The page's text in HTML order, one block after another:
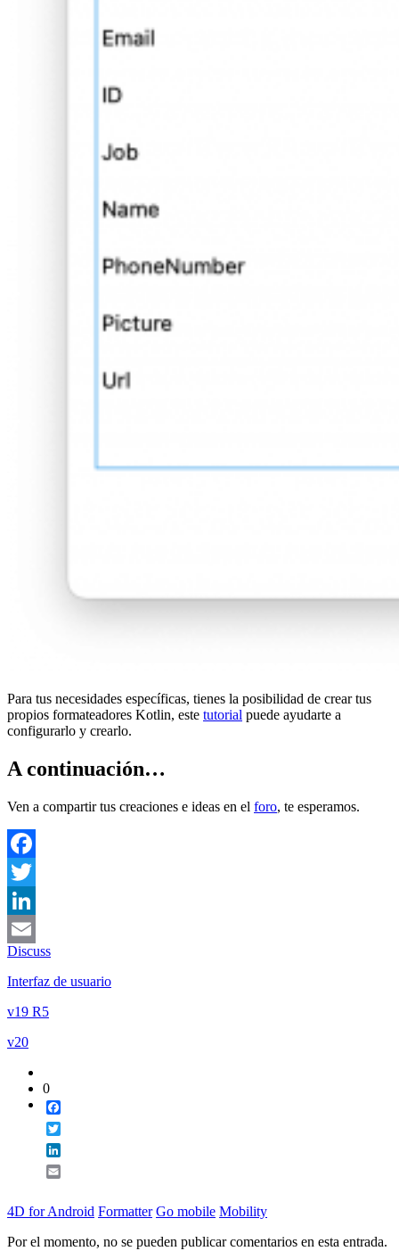
Para tus necesidades específicas, tienes la posibilidad de crear tus
propios formateadores Kotlin, este tutorial puede ayudarte a
configurarlo y crearlo.
A continuación…
Ven a compartir tus creaciones e ideas en el foro, te esperamos.
Facebook
Twitter
LinkedIn
Email
Discuss
Interfaz de usuario
v19 R5
v20
0
4D for Android Formatter Go mobile Mobility
Por el momento, no se pueden publicar comentarios en esta entrada.